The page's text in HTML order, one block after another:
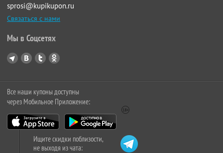
sprosi@kupikupon.ru
Связаться с нами
Мы в Соцсетях
Все наши купоны доступны
через Мобильное Приложение:
Ищите скидки поблизости,
не выходя из чата: